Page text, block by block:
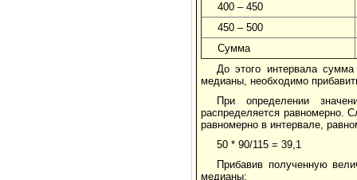
400 – 450
450 – 500
Сумма
До этого интервала
медианы, необходимо
При определении
распределяется равномерно.
равномерно в интервале,
50 * 90/115 = 39,1
Прибавив полученную
медианы: